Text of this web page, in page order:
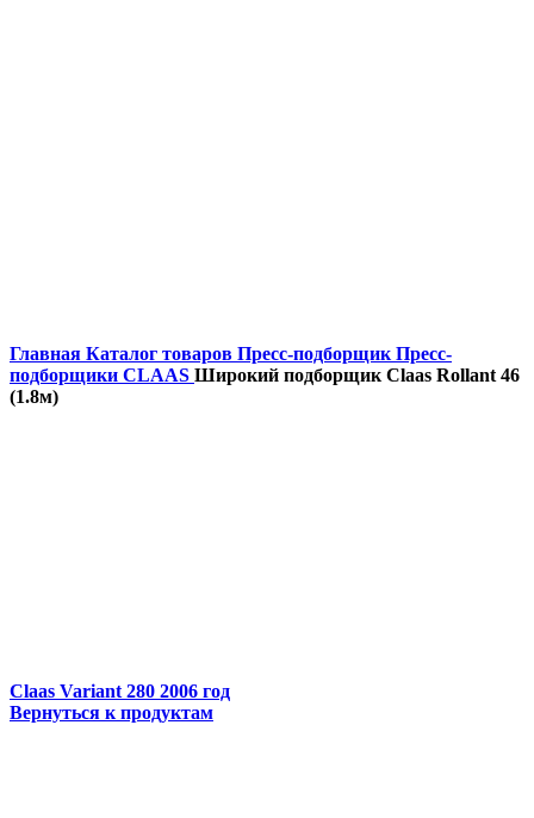
Главная Каталог товаров Пресс-подборщик Пресс-
подборщики CLAAS Широкий подборщик Claas Rollant 46
(1.8м)
Claas Variant 280 2006 год
Вернуться к продуктам